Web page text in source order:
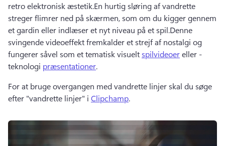
retro elektronisk æstetik.En hurtig sløring af vandrette
streger flimrer ned på skærmen, som om du kigger gennem
et gardin eller indlæser et nyt niveau på et spil.Denne
svingende videoeffekt fremkalder et strejf af nostalgi og
fungerer såvel som et tematisk visuelt spilvideoer eller -
teknologi præsentationer.
For at bruge overgangen med vandrette linjer skal du søge
efter "vandrette linjer" i Clipchamp.